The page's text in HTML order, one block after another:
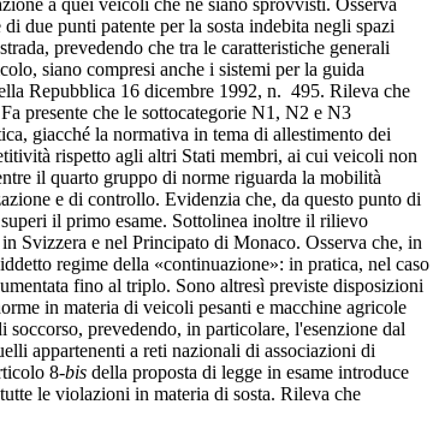
a quei veicoli che ne siano sprovvisti. Osserva
due punti patente per la sosta indebita negli spazi
prevedendo che tra le caratteristiche generali
siano compresi anche i sistemi per la guida
Repubblica 16 dicembre 1992, n. 495. Rileva che
presente che le sottocategorie N1, N2 e N3
giacché la normativa in tema di allestimento dei
rispetto agli altri Stati membri, ai cui veicoli non
il quarto gruppo di norme riguarda la mobilità
e di controllo. Evidenzia che, da questo punto di
il primo esame. Sottolinea inoltre il rilievo
Svizzera e nel Principato di Monaco. Osserva che, in
regime della «continuazione»: in pratica, nel caso
fino al triplo. Sono altresì previste disposizioni
in materia di veicoli pesanti e macchine agricole
prevedendo, in particolare, l'esenzione dal
appartenenti a reti nazionali di associazioni di
8-bis della proposta di legge in esame introduce
le violazioni in materia di sosta. Rileva che